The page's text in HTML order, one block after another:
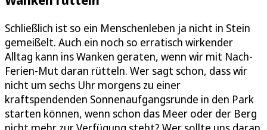
Schließlich ist so ein Menschenleben ja nicht in Stein
gemeißelt. Auch ein noch so erratisch wirkender
Alltag kann ins Wanken geraten, wenn wir mit Nach-
Ferien-Mut daran rütteln. Wer sagt schon, dass wir
nicht um sechs Uhr morgens zu einer
kraftspendenden Sonnenaufgangsrunde in den Park
starten können, wenn schon das Meer oder der Berg